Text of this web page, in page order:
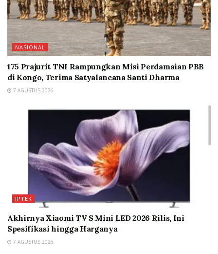
NASIONAL
175 Prajurit TNI Rampungkan Misi Perdamaian PBB
di Kongo, Terima Satyalancana Santi Dharma
7 AGUSTUS 2026
IPTEK
Akhirnya Xiaomi TV S Mini LED 2026 Rilis, Ini
Spesifikasi hingga Harganya
7 AGUSTUS 2026